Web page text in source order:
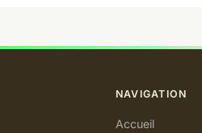
NAVIGATION
Accueil